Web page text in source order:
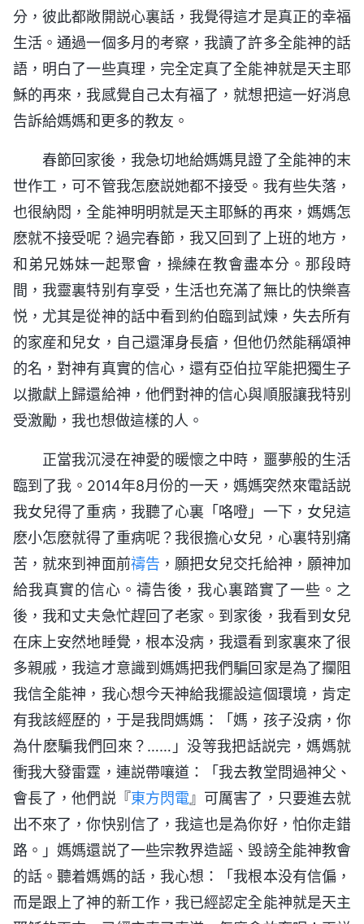
分，彼此都敞開説心裏話，我覺得這才是真正的幸福
生活。通過一個多月的考察，我讀了許多全能神的話
語，明白了一些真理，完全定真了全能神就是天主耶
穌的再來，我感覺自己太有福了，就想把這一好消息
告訴給媽媽和更多的教友。
春節回家後，我急切地給媽媽見證了全能神的末
世作工，可不管我怎麽説她都不接受。我有些失落，
也很納悶，全能神明明就是天主耶穌的再來，媽媽怎
麽就不接受呢？過完春節，我又回到了上班的地方，
和弟兄姊妹一起聚會，操練在教會盡本分。那段時
間，我靈裏特别有享受，生活也充滿了無比的快樂喜
悦，尤其是從神的話中看到約伯臨到試煉，失去所有
的家産和兒女，自己還渾身長瘡，但他仍然能稱頌神
的名，對神有真實的信心，還有亞伯拉罕能把獨生子
以撒獻上歸還給神，他們對神的信心與順服讓我特别
受激勵，我也想做這樣的人。
正當我沉浸在神愛的暖懷之中時，噩夢般的生活
臨到了我。2014年8月份的一天，媽媽突然來電話説
我女兒得了重病，我聽了心裏「咯噔」一下，女兒這
麽小怎麽就得了重病呢？我很擔心女兒，心裏特别痛
苦，就來到神面前禱告 ，願把女兒交托給神，願神加
給我真實的信心。禱告後，我心裏踏實了一些。之
後，我和丈夫急忙趕回了老家。到家後，我看到女兒
在床上安然地睡覺，根本没病，我還看到家裏來了很
多親戚，我這才意識到媽媽把我們騙回家是為了攔阻
我信全能神，我心想今天神給我擺設這個環境，肯定
有我該經歷的，于是我問媽媽：「媽，孩子没病，你
為什麽騙我們回來？……」没等我把話説完，媽媽就
衝我大發雷霆，連説帶嚷道：「我去教堂問過神父、
會長了，他們説『東方閃電』可厲害了，只要進去就
出不來了，你快别信了，我這也是為你好，怕你走錯
路。」媽媽還説了一些宗教界造謡、毁謗全能神教會
的話。聽着媽媽的話，我心想：「我根本没有信偏，
而是跟上了神的新工作，我已經認定全能神就是天主